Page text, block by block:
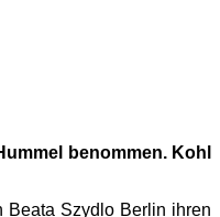
benommen. Kohl
Beata Szydlo Berlin ihren